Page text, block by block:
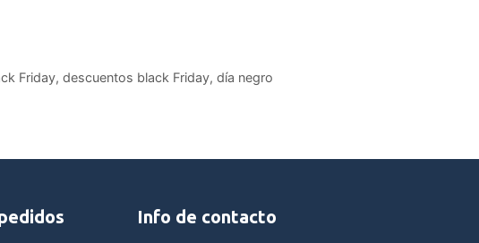
Friday, descuentos black Friday, día negro
Info de contacto